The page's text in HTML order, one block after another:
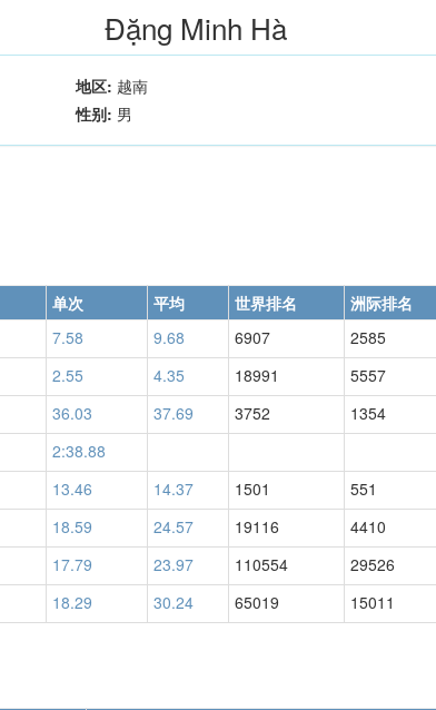
Đặng Minh Hà
地区: 越南
性别: 男
单次 平均 世界排名 洲际排名
7.58 9.68 6907 2585
2.55 4.35 18991 5557
36.03 37.69 3752 1354
2:38.88
13.46 14.37 1501 551
18.59 24.57 19116 4410
17.79 23.97 110554 29526
18.29 30.24 65019 15011